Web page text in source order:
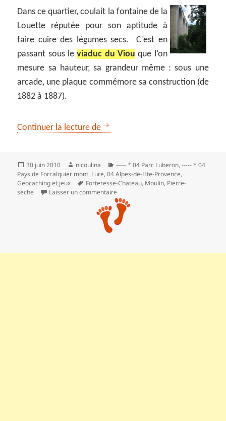
Dans ce quartier, coulait la fontaine de la
Louette réputée pour son aptitude à
faire cuire des légumes secs. C’est en
passant sous leviaduc du Viou que l’on
mesure sa hauteur, sa grandeur même : sous une
arcade, une plaque commémore sa construction (de
1882 à 1887).
Continuer la lecture de La boucle des Mariaudis : mieux
Publié
le
30 juin 2010 Auteur
nicoulina Catégories
----- * 04 Parc Luberon,----- * 04
Pays de Forcalquier mont. Lure,04 Alpes-de-Hte-Provence,
Geocaching et jeux
Mots-
clés
Forteresse-Chateau, Moulin, Pierre-
sèche
Laisser un commentaire